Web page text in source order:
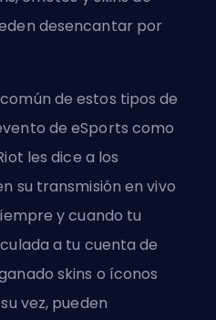
desencantar por
de estos tipos de
de eSports como
les dice a los
su transmisión en vivo
y cuando tu
a tu cuenta de
skins o íconos
vez, pueden